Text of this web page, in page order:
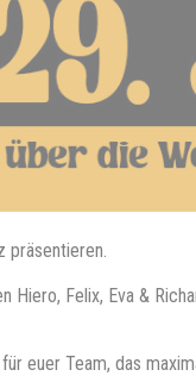
präsentieren.
Felix, Eva &
euer Team, das